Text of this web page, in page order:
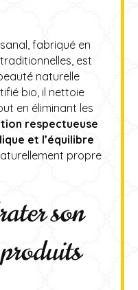
fabriqué en
est
naturelle
bio, il nettoie
en éliminant les
respectueuse
et l’équilibre
propre
son